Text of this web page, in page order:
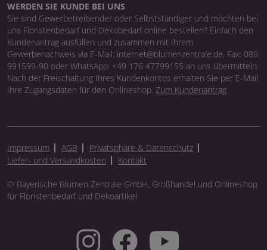
WERDEN SIE KUNDE BEI UNS
Sie sind Gewerbetreibender oder Selbstständiger und möchten bei
uns Floristenbedarf und Dekobedarf online bestellen? Einfach den
Kundenantrag ausfüllen und zusammen mit Ihrem
Gewerbenachweis via E-Mail: internet@blumenzentrale.de, Fax: 089
991599-90 oder WhatsApp: +49 176 47799155 an uns übermitteln.
Nach der Freischaltung Ihres Kundenkontos erhalten Sie per E-Mail
Ihre Zugangsdaten für den Onlineshop. Zum Kundenantrag
Impressum AGB
Privatsphäre & Datenschutz
Liefer- und Versandkosten
Kontakt
© Bayerische Blumen Zentrale GmbH, Großhandel und Onlineshop
für Floristenbedarf und Dekoartikel